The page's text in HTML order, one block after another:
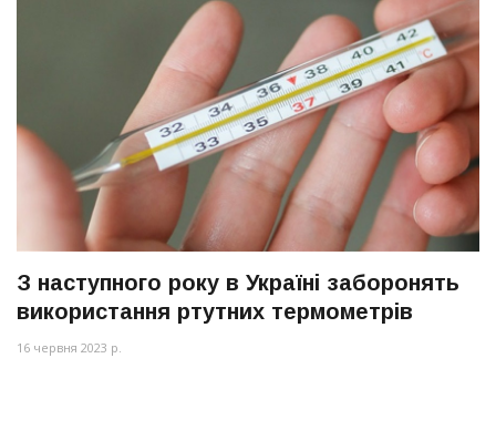
З наступного року в Україні заборонять
використання ртутних термометрів
16 червня 2023 р.